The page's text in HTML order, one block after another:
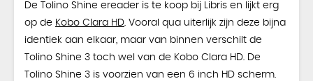
De Tolino Shine ereader is te koop bij Libris en lijkt erg
op de Kobo Clara HD. Vooral qua uiterlijk zijn deze bijna
identiek aan elkaar, maar van binnen verschilt de
Tolino Shine 3 toch wel van de Kobo Clara HD. De
Tolino Shine 3 is voorzien van een 6 inch HD scherm.